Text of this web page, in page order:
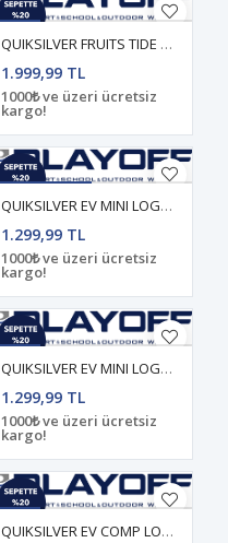
QUIKSILVER FRUITS TIDE Desert Sand - Solid ERKEK T-SHIRT
1.999,99 TL
1000₺ ve üzeri ücretsiz
kargo!
QUIKSILVER EV MINI LOGO Bright White - Solid ERKEK T-SHIRT
1.299,99 TL
1000₺ ve üzeri ücretsiz
kargo!
QUIKSILVER EV MINI LOGO Desert Sand - Solid ERKEK T-SHIRT
1.299,99 TL
1000₺ ve üzeri ücretsiz
kargo!
QUIKSILVER EV COMP LOGO Bright White - Solid ERKEK T-SHIRT